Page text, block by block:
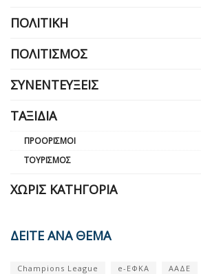
ΠΟΛΙΤΙΚΉ
ΠΟΛΙΤΙΣΜΌΣ
ΣΥΝΕΝΤΕΎΞΕΙΣ
ΤΑΞΊΔΙΑ
ΠΡΟΟΡΙΣΜΟΊ
ΤΟΥΡΙΣΜΌΣ
ΧΩΡΊΣ ΚΑΤΗΓΟΡΊΑ
ΔΕΙΤΕ ΑΝΑ ΘΕΜΑ
Champions League e-ΕΦΚΑ ΑΑΔΕ